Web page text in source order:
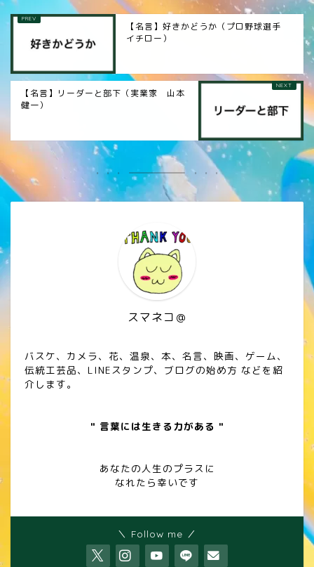
【名言】好きかどうか（プロ野球選手
イチロー）
【名言】リーダーと部下（実業家 山本
健一）
スマネコ＠
バスケ、カメラ、花、温泉、本、名言、映画、ゲーム、
伝統工芸品、LINEスタンプ、ブログの始め方 などを紹
介します。
" 言葉には生きる力がある "
あなたの人生のプラスに
なれたら幸いです
＼ Follow me ／